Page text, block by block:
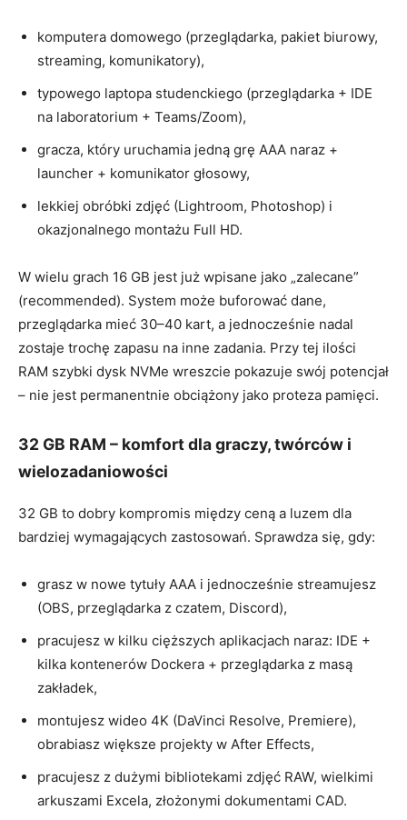
komputera domowego (przeglądarka, pakiet biurowy,
streaming, komunikatory),
typowego laptopa studenckiego (przeglądarka + IDE
na laboratorium + Teams/Zoom),
gracza, który uruchamia jedną grę AAA naraz +
launcher + komunikator głosowy,
lekkiej obróbki zdjęć (Lightroom, Photoshop) i
okazjonalnego montażu Full HD.
W wielu grach 16 GB jest już wpisane jako „zalecane”
(recommended). System może buforować dane,
przeglądarka mieć 30–40 kart, a jednocześnie nadal
zostaje trochę zapasu na inne zadania. Przy tej ilości
RAM szybki dysk NVMe wreszcie pokazuje swój potencjał
– nie jest permanentnie obciążony jako proteza pamięci.
32 GB RAM – komfort dla graczy, twórców i
wielozadaniowości
32 GB to dobry kompromis między ceną a luzem dla
bardziej wymagających zastosowań. Sprawdza się, gdy:
grasz w nowe tytuły AAA i jednocześnie streamujesz
(OBS, przeglądarka z czatem, Discord),
pracujesz w kilku cięższych aplikacjach naraz: IDE +
kilka kontenerów Dockera + przeglądarka z masą
zakładek,
montujesz wideo 4K (DaVinci Resolve, Premiere),
obrabiasz większe projekty w After Effects,
pracujesz z dużymi bibliotekami zdjęć RAW, wielkimi
arkuszami Excela, złożonymi dokumentami CAD.